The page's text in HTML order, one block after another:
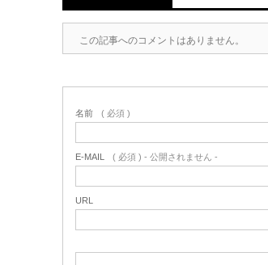
この記事へのコメントはありません。
名前 ( 必須 )
E-MAIL ( 必須 ) - 公開されません -
URL